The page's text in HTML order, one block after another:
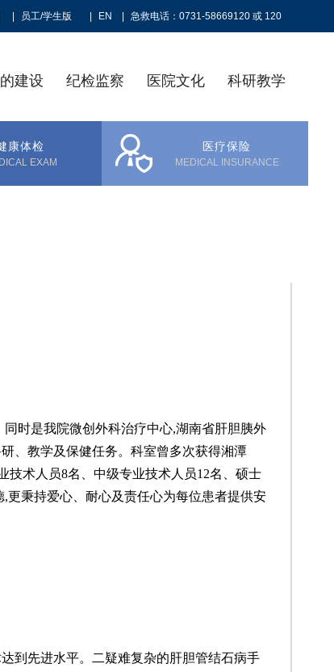
员工/学生版 EN 急救电话：0731-58669120 或 120
建设 纪检监察 医院文化 科研教学
康体检
EXAM
医疗保险
MEDICAL INSURANCE
时是我院微创外科治疗中心,湖南省肝胆胰外
、教学及保健任务。科室曾多次获得湘潭
技术人员8名、中级专业技术人员12名、硕士
更秉持爱心、耐心及责任心为每位患者提供安
到先进水平。二疑难复杂的肝胆管结石病手